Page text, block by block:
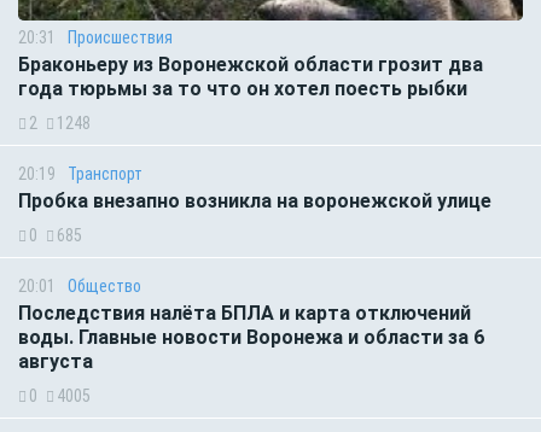
20:31 Происшествия
Браконьеру из Воронежской области грозит два
года тюрьмы за то что он хотел поесть рыбки
2 1248
20:19 Транспорт
Пробка внезапно возникла на воронежской улице
0 685
20:01 Общество
Последствия налёта БПЛА и карта отключений
воды. Главные новости Воронежа и области за 6
августа
0 4005